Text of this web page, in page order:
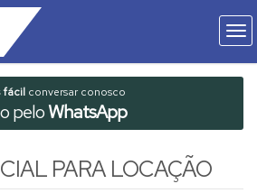
fácil conversar conosco
peloWhatsApp
PARA LOCAÇÃO